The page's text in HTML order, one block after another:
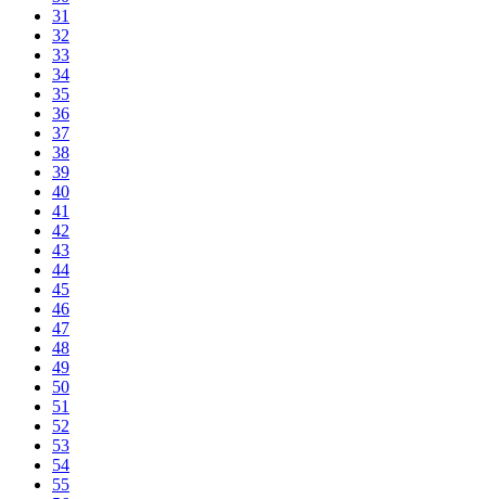
31
32
33
34
35
36
37
38
39
40
41
42
43
44
45
46
47
48
49
50
51
52
53
54
55